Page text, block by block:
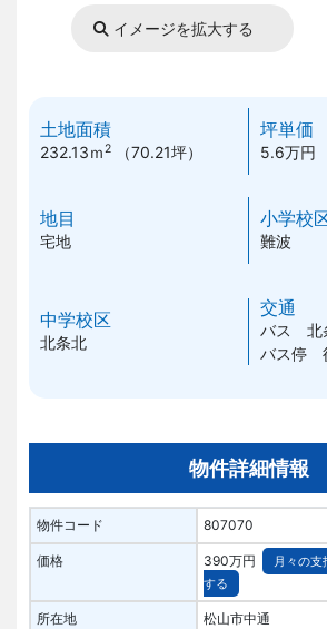
イメージを拡大する
土地面積
232.13ｍ2（70.21坪）
坪単価
5.6万円
地目
宅地
小学校
難波
中学校区
北条北
交通
バス 北
バス停
物件詳細情報
物件コード 807070
価格 390万円
月々の
する
所在地 松山市中通